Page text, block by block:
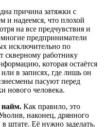
причина затяжки с
и надеемся, что плохой
на все предчувствия и
предприниматели
исключительно по
скверному работнику
которая остаётся
или в записях, где лишь он
пасуют перед
нового человека.
Как правило, это
наконец, дрянного
штате. Её нужно заделать.